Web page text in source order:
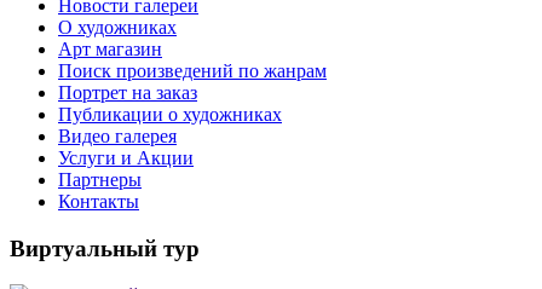
Новости галереи
О художниках
Арт магазин
Поиск произведений по жанрам
Портрет на заказ
Публикации о художниках
Видео галерея
Услуги и Акции
Партнеры
Контакты
Виртуальный тур